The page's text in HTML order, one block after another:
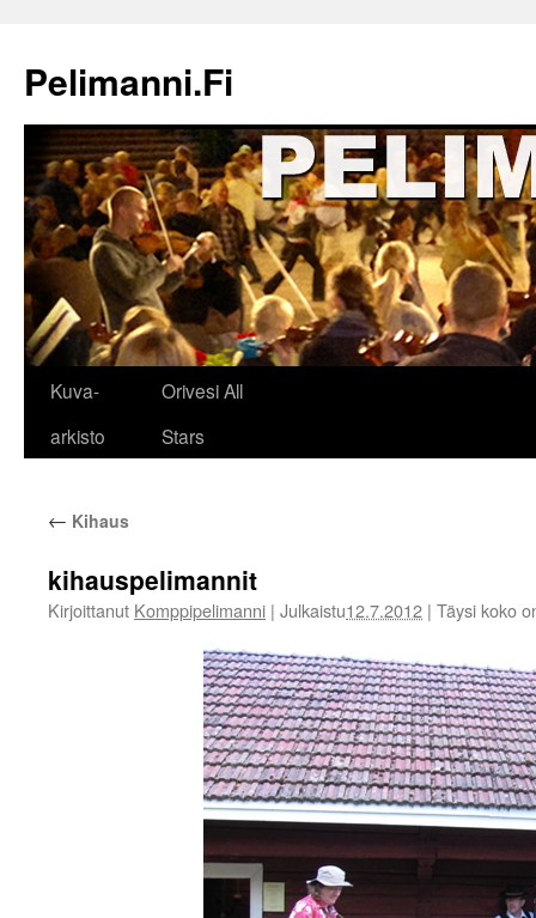
Pelimanni.Fi
Kuva-
arkisto
Orivesi All
Stars
← Kihaus
kihauspelimannit
Kirjoittanut Komppipelimanni | Julkaistu12.7.2012 | Täysi koko